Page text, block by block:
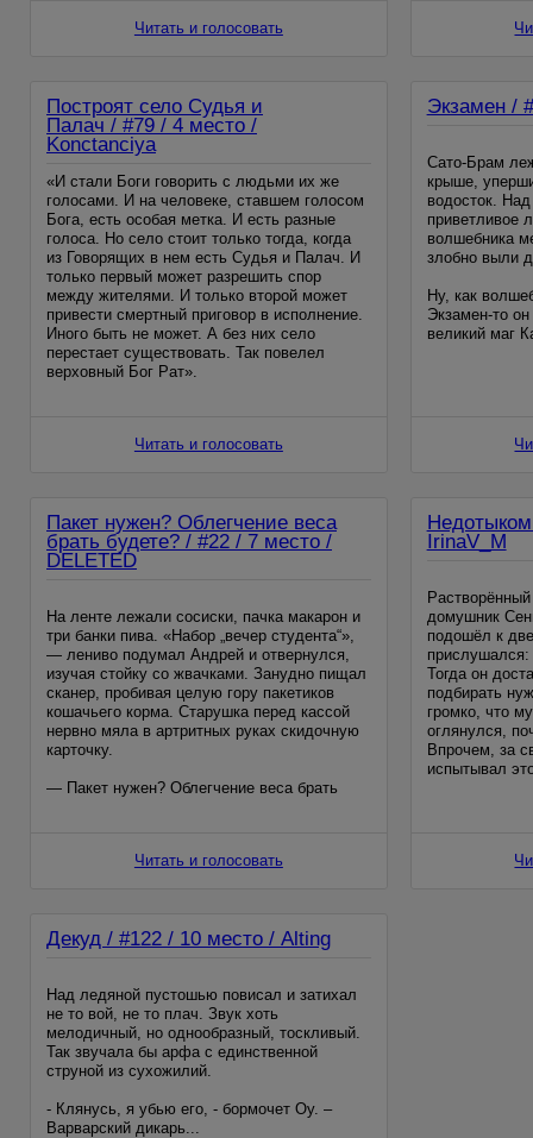
Читать и голосовать
Построят село Судья и
Палач / #79 / 4 место /
Konctanciya
«И стали Боги говорить с людьми их же
голосами. И на человеке, ставшем голосом
Бога, есть особая метка. И есть разные
голоса. Но село стоит только тогда, когда
из Говорящих в нем есть Судья и Палач. И
только первый может разрешить спор
между жителями. И только второй может
привести смертный приговор в исполнение.
Иного быть не может. А без них село
перестает существовать. Так повелел
верховный Бог Рат».
«Дай волю людям, брат. Позволь им жить
Читать и голосовать
Экзамен /
Сато-Брам
крыше,
водосток.
приветливое
волшебника
злобно выли
Ну, как
Экзамен-то
великий маг
Пакет нужен? Облегчение веса
брать будете? / #22 / 7 место /
DELETED
На ленте лежали сосиски, пачка макарон и
три банки пива. «Набор „вечер студента“»,
— лениво подумал Андрей и отвернулся,
изучая стойку со жвачками. Занудно пищал
сканер, пробивая целую гору пакетиков
кошачьего корма. Старушка перед кассой
нервно мяла в артритных руках скидочную
карточку.
— Пакет нужен? Облегчение веса брать
Читать и голосовать
IrinaV_M
домушник
подошёл к
Тогда он
подбирать
громко, что
оглянулся,
Впрочем, за
испытывал
Декуд / #122 / 10 место / Alting
Над ледяной пустошью повисал и затихал
не то вой, не то плач. Звук хоть
мелодичный, но однообразный, тоскливый.
Так звучала бы арфа с единственной
струной из сухожилий.
- Клянусь, я убью его, - бормочет Оу. –
Варварский дикарь...